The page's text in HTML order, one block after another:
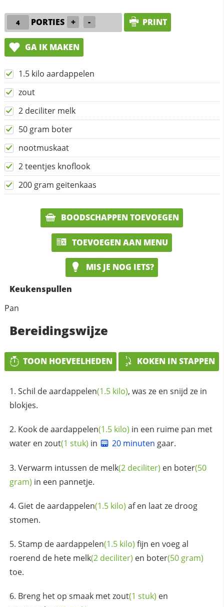
PORTIES + - PRINT
GA IK MAKEN
1.5 kilo aardappelen
zout
2 deciliter melk
50 gram boter
nootmuskaat
2 teentjes knoflook
200 gram geitenkaas
BOODSCHAPPEN TOEVOEGEN
TOEVOEGEN AAN MENU
MIS JE NOG IETS?
Keukenspullen
Pan
Bereidingswijze
TOON HOEVEELHEDEN KOKEN IN STAPPEN
Schil deaardappelen(1.5 kilo), was ze en snijd ze in
blokjes.
Kook deaardappelen(1.5 kilo) in een ruime pan met
water en zout(1 stuk) in 20 minuten gaar.
Verwarm intussen de melk(2 deciliter) en boter(50
gram) in een pannetje.
Giet deaardappelen(1.5 kilo) af en laat ze droog
stomen.
Stamp deaardappelen(1.5 kilo) fijn en voeg al
roerend de hete melk(2 deciliter) en boter(50 gram)
toe.
Breng het op smaak metzout(1 stuk) en